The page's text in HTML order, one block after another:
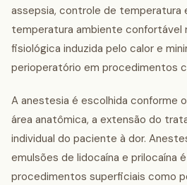
assepsia, controle de temperatura
temperatura ambiente confortável
fisiológica induzida pelo calor e
perioperatório em procedimentos
A anestesia é escolhida conforme
área anatômica, a extensão do
individual do paciente à dor.
emulsões de lidocaína e prilocaína
procedimentos superficiais como